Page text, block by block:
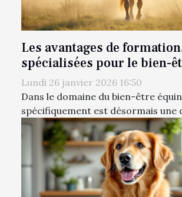
Les avantages de
spécialisées pour le bien-
Lundi 26 janvier 2026 16:50
Dans le domaine du bien-être
spécifiquement est désormais une